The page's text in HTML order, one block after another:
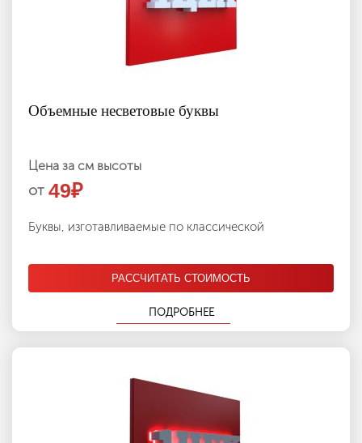
Объемные несветовые буквы
Цена за см высоты
от 49₽
Буквы, изготавливаемые по классической
РАССЧИТАТЬ СТОИМОСТЬ
ПОДРОБНЕЕ